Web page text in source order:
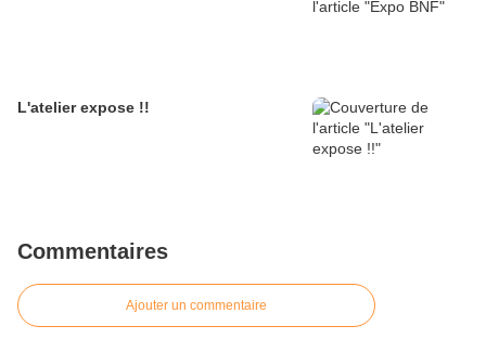
L'atelier expose !!
Commentaires
Ajouter un commentaire